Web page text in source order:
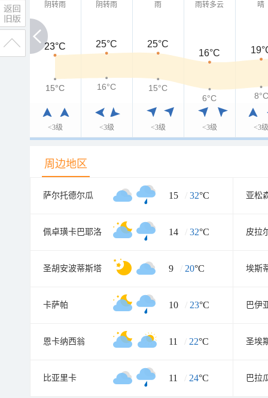
阴转雨
<3级
阴转雨
<3级
雨
<3级
雨转多云
<3级
晴
<3级
23°C
23°C 25°C
25°C
16°C
15°C
15°C 16°C
15°C
6°C
8°C
周边地区
萨尔托德尔瓜 15 / 32°C 亚松
佩卓璜卡巴耶洛 14 / 32°C 皮拉
圣胡安波蒂斯塔 9 / 20°C
卡萨帕 10 / 23°C 巴伊
恩卡纳西翁 11 / 22°C 圣埃
比亚里卡 11 / 24°C 巴拉